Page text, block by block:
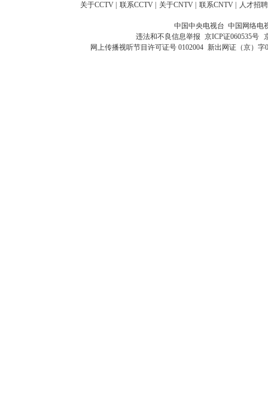
关于CCTV 联系CCTV 关于CNTV 联系CNTV 人才招聘
中国中央电视台 中国网络电
违法和不良信息举报 京ICP证060535号
网上传播视听节目许可证号 0102004 新出网证（京）